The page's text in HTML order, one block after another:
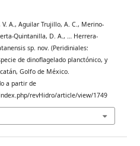
A., Aguilar Trujillo, A. C., Merino-
Quintanilla, D. A., … Herrera-
sp. nov. (Peridiniales:
de dinoflagelado planctónico, y
Golfo de México.
a partir de
revHidro/article/view/1749